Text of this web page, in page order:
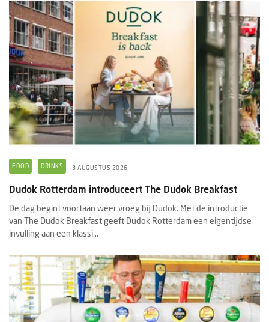
FOOD DRINKS 3 AUGUSTUS 2026
Dudok Rotterdam introduceert The Dudok Breakfast
De dag begint voortaan weer vroeg bij Dudok. Met de introductie
van The Dudok Breakfast geeft Dudok Rotterdam een eigentijdse
invulling aan een klassi...